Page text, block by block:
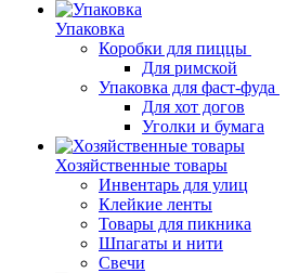
Упаковка
Коробки для пиццы
Для римской
Упаковка для фаст-фуда
Для хот догов
Уголки и бумага
Хозяйственные товары
Инвентарь для улиц
Клейкие ленты
Товары для пикника
Шпагаты и нити
Свечи